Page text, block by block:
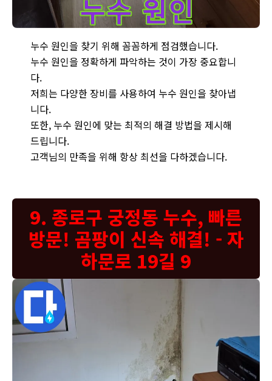
누수 원인을 찾기 위해 꼼꼼하게 점검했습니다.
누수 원인을 정확하게 파악하는 것이 가장 중요합니
다.
저희는 다양한 장비를 사용하여 누수 원인을 찾아냅
니다.
또한, 누수 원인에 맞는 최적의 해결 방법을 제시해
드립니다.
고객님의 만족을 위해 항상 최선을 다하겠습니다.
9. 종로구 궁정동 누수, 빠른
방문! 곰팡이 신속 해결! - 자
하문로 19길 9